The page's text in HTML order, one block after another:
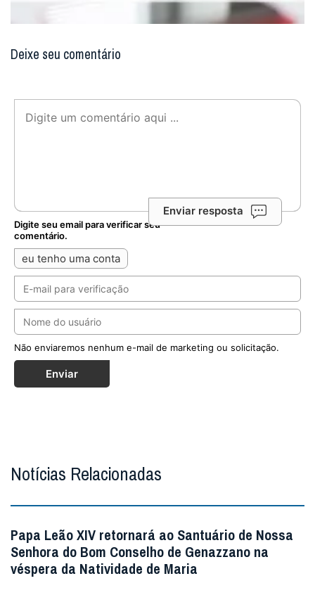
Deixe seu comentário
Enviar resposta
Digite seu email para verificar seu
comentário.
eu tenho uma conta
Não enviaremos nenhum e-mail de marketing ou solicitação.
Enviar
Notícias Relacionadas
Papa Leão XIV retornará ao Santuário de Nossa
Senhora do Bom Conselho de Genazzano na
véspera da Natividade de Maria